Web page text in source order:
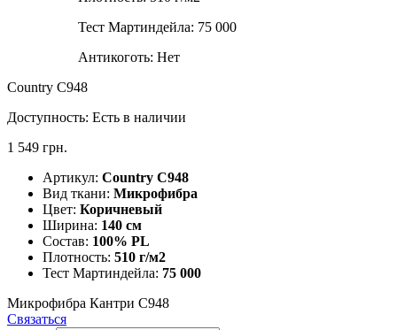
Тест Мартиндейла: 75 000
Антикоготь: Нет
Country C948
Доступность: Есть в наличии
1 549 грн.
Артикул: Country C948
Вид ткани: Микрофибра
Цвет: Коричневый
Ширина: 140 см
Состав: 100% PL
Плотность: 510 г/м2
Тест Мартиндейла: 75 000
Микрофибра Кантри C948
Связаться